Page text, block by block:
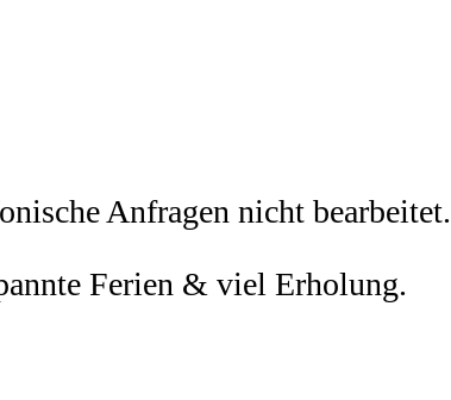
Anfragen nicht bearbeitet.
Ferien & viel Erholung.